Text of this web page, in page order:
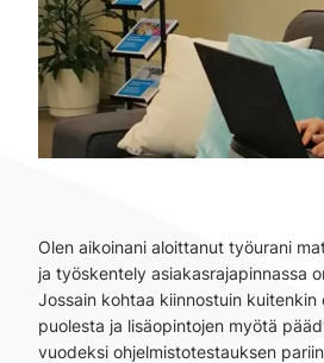
Olen aikoinani aloittanut työurani
ja työskentely asiakasrajapinnassa
Jossain kohtaa kiinnostuin kuitenkin
puolesta ja lisäopintojen myötä
vuodeksi ohjelmistotestauksen